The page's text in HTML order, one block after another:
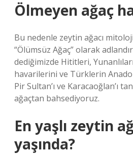
Ölmeyen ağaç
Bu nedenle zeytin ağacı
“Ölümsüz Ağaç” olarak
dediğimizde Hititleri,
havarilerini ve Türklerin
Pir Sultan’ı ve Karacaoğlan’ı
ağaçtan bahsediyoruz.
En yaşlı zeytin
yaşında?